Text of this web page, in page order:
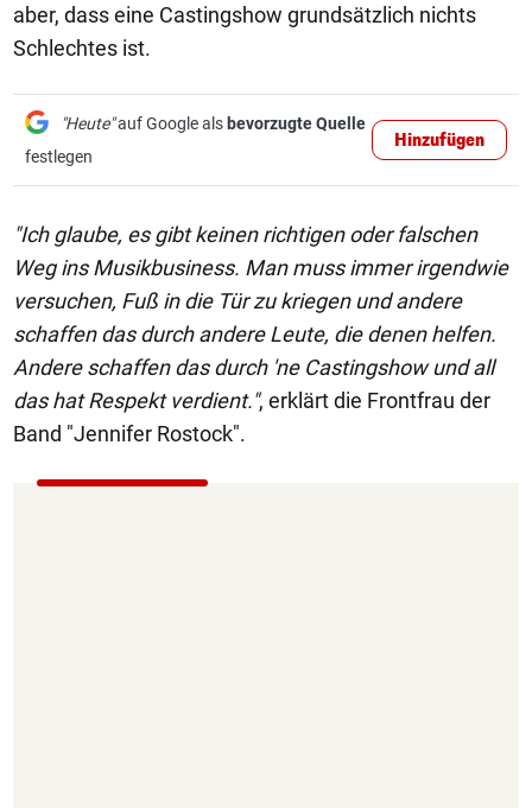
aber, dass eine Castingshow grundsätzlich nichts
Schlechtes ist.
"Heute"auf Google als bevorzugte Quelle
festlegen
Hinzufügen
"Ich glaube, es gibt keinen richtigen oder falschen
Weg ins Musikbusiness. Man muss immer irgendwie
versuchen, Fuß in die Tür zu kriegen und andere
schaffen das durch andere Leute, die denen helfen.
Andere schaffen das durch 'ne Castingshow und all
das hat Respekt verdient.", erklärt die Frontfrau der
Band "Jennifer Rostock".